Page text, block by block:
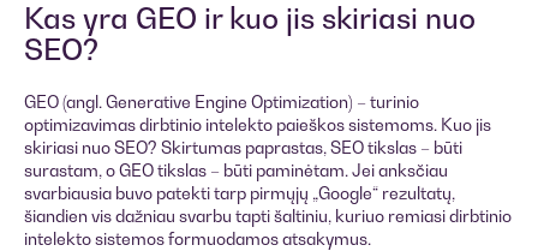
Kas yra GEO ir kuo jis skiriasi nuo
SEO?
GEO (angl. Generative Engine Optimization) – turinio
optimizavimas dirbtinio intelekto paieškos sistemoms. Kuo jis
skiriasi nuo SEO? Skirtumas paprastas, SEO tikslas – būti
surastam, o GEO tikslas – būti paminėtam. Jei anksčiau
svarbiausia buvo patekti tarp pirmųjų „Google“ rezultatų,
šiandien vis dažniau svarbu tapti šaltiniu, kuriuo remiasi dirbtinio
intelekto sistemos formuodamos atsakymus.